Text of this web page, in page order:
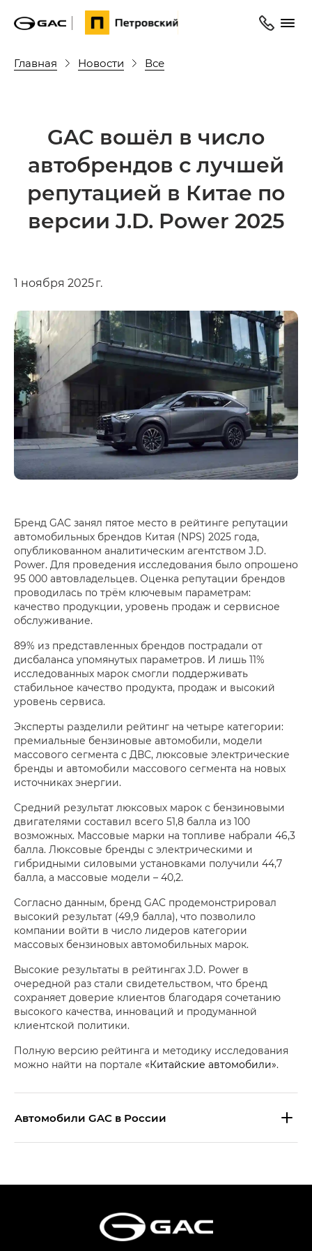
Главная Новости Все
GAC вошёл в число
автобрендов с лучшей
репутацией в Китае по
версии J.D. Power 2025
1 ноября 2025 г.
Бренд GAC занял пятое место в рейтинге репутации
автомобильных брендов Китая (NPS) 2025 года,
опубликованном аналитическим агентством J.D.
Power. Для проведения исследования было опрошено
95 000 автовладельцев. Оценка репутации брендов
проводилась по трём ключевым параметрам:
качество продукции, уровень продаж и сервисное
обслуживание.
89% из представленных брендов пострадали от
дисбаланса упомянутых параметров. И лишь 11%
исследованных марок смогли поддерживать
стабильное качество продукта, продаж и высокий
уровень сервиса.
Эксперты разделили рейтинг на четыре категории:
премиальные бензиновые автомобили, модели
массового сегмента с ДВС, люксовые электрические
бренды и автомобили массового сегмента на новых
источниках энергии.
Средний результат люксовых марок с бензиновыми
двигателями составил всего 51,8 балла из 100
возможных. Массовые марки на топливе набрали 46,3
балла. Люксовые бренды с электрическими и
гибридными силовыми установками получили 44,7
балла, а массовые модели – 40,2.
Согласно данным, бренд GAC продемонстрировал
высокий результат (49,9 балла), что позволило
компании войти в число лидеров категории
массовых бензиновых автомобильных марок.
Высокие результаты в рейтингах J.D. Power в
очередной раз стали свидетельством, что бренд
сохраняет доверие клиентов благодаря сочетанию
высокого качества, инноваций и продуманной
клиентской политики.
Полную версию рейтинга и методику исследования
можно найти на портале «Китайские автомобили».
Aвтомобили GAC в России
Эс Икс ПРЕМИУМ — SX PREMIUM
S7 — Эс 7 (S7) в комплектациях
Эс Икс ПРЕМИУМ — SX PREMIUM, Эс Тэ — ST